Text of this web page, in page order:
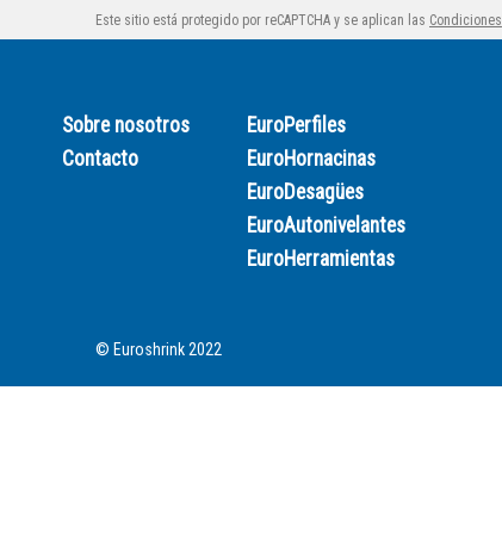
Este sitio está protegido por reCAPTCHA y se aplican las Condiciones
Sobre nosotros
Contacto
EuroPerfiles
EuroHornacinas
EuroDesagües
EuroAutonivelantes
EuroHerramientas
© Euroshrink 2022